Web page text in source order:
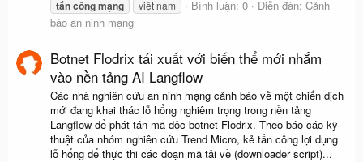
tấncôngmạng việt nam Bình luận: 0 Diễn đàn: Cảnh
báo an ninh mạng
Botnet Flodrix tái xuất với biến thể mới nhắm
vào nền tảng AI Langflow
Các nhà nghiên cứu an ninh mạng cảnh báo về một chiến dịch
mới đang khai thác lỗ hổng nghiêm trọng trong nền tảng
Langflow để phát tán mã độc botnet Flodrix. Theo báo cáo kỹ
thuật của nhóm nghiên cứu Trend Micro, kẻ tấn công lợi dụng
lỗ hổng để thực thi các đoạn mã tải về (downloader script)...